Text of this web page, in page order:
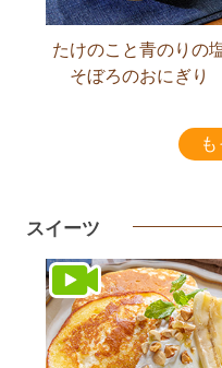
たけのこと青のりの
そぼろのおにぎり
スイーツ